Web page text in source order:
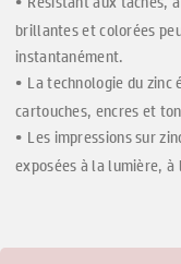
brillantes et colorées
instantanément.
La technologie du
cartouches, encres et
Les impressions sur
exposées à la lumière,